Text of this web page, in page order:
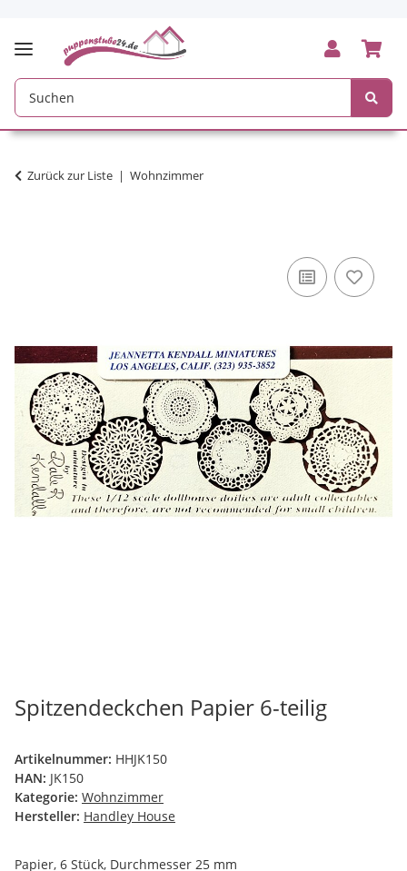
Zurück zur Liste Wohnzimmer
Spitzendeckchen Papier 6-teilig
Artikelnummer: HHJK150
HAN: JK150
Kategorie: Wohnzimmer
Hersteller: Handley House
Papier, 6 Stück, Durchmesser 25 mm